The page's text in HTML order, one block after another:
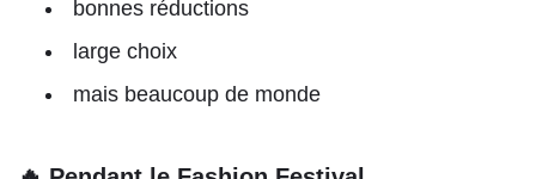
bonnes réductions
large choix
mais beaucoup de monde